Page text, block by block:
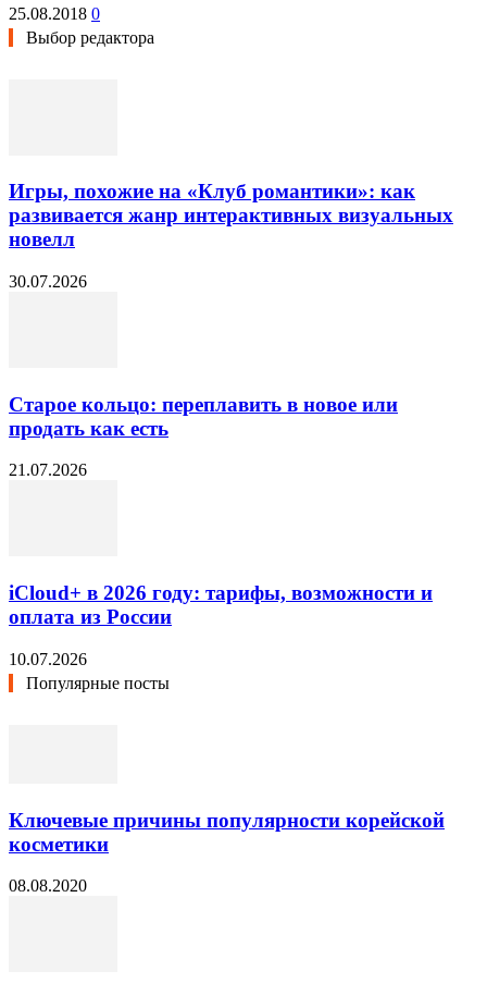
25.08.2018 0
Выбор редактора
Игры, похожие на «Клуб романтики»: как
развивается жанр интерактивных визуальных
новелл
30.07.2026
Старое кольцо: переплавить в новое или
продать как есть
21.07.2026
iCloud+ в 2026 году: тарифы, возможности и
оплата из России
10.07.2026
Популярные посты
Ключевые причины популярности корейской
косметики
08.08.2020